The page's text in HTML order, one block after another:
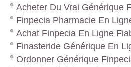
Acheter Du Vrai Générique
Finpecia Pharmacie En
Achat Finpecia En Ligne
Finasteride Générique En
Ordonner Générique